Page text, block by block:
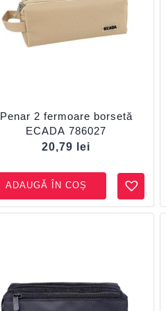
Penar 2 fermoare borsetă
ECADA 786027
20,79
lei
ADAUGĂ ÎN COȘ